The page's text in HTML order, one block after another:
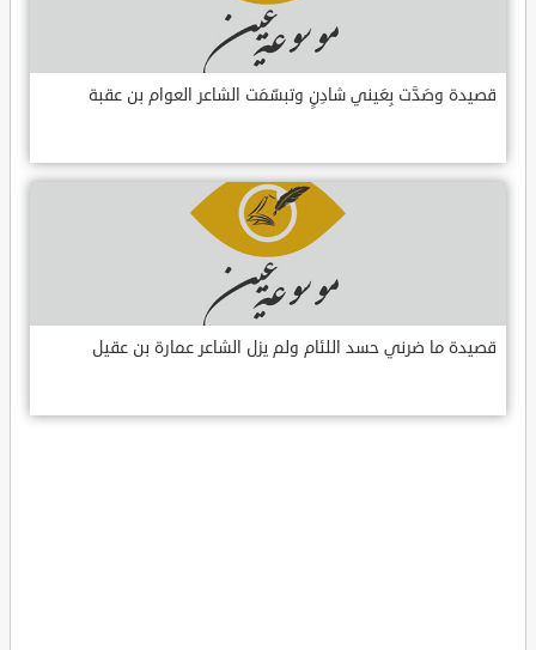
قصيدة وصَدَّت بِعَيني شادِنٍ وتبسّمَت الشاعر العوام بن عقبة
قصيدة ما ضرني حسد اللئام ولم يزل الشاعر عمارة بن عقيل